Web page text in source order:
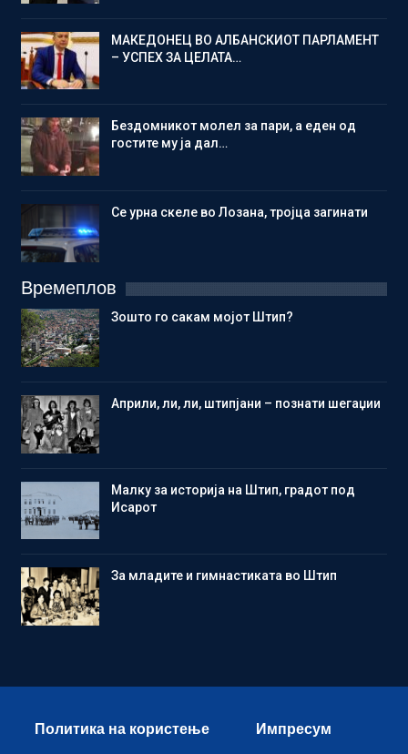
МАКЕДОНЕЦ ВО АЛБАНСКИОТ ПАРЛАМЕНТ
– УСПЕХ ЗА ЦЕЛАТА…
Бездомникот молел за пари, а еден од
гостите му ја дал…
Се урна скеле во Лозана, тројца загинати
Времеплов
Зошто го сакам мојот Штип?
Aприли, ли, ли, штипјани – познати шегаџии
Малку за историја на Штип, градот под
Исарот
Зa младите и гимнастиката во Штип
Политика на користење Импресум